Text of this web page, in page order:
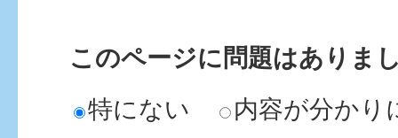
このページに問題はありま
特にない
内容が分かり